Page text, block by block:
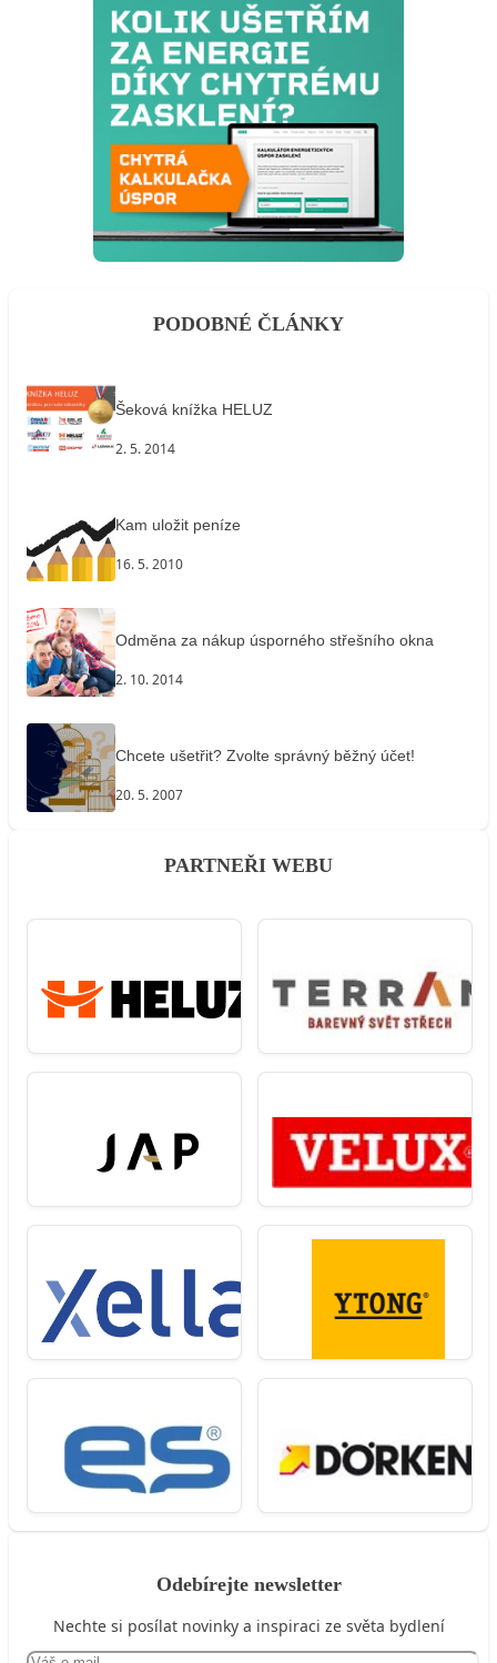
PODOBNÉ ČLÁNKY
Šeková knížka HELUZ
2. 5. 2014
Kam uložit peníze
16. 5. 2010
Odměna za nákup úsporného střešního okna
2. 10. 2014
Chcete ušetřit? Zvolte správný běžný účet!
20. 5. 2007
PARTNEŘI WEBU
Odebírejte newsletter
Nechte si posílat novinky a inspiraci ze světa bydlení